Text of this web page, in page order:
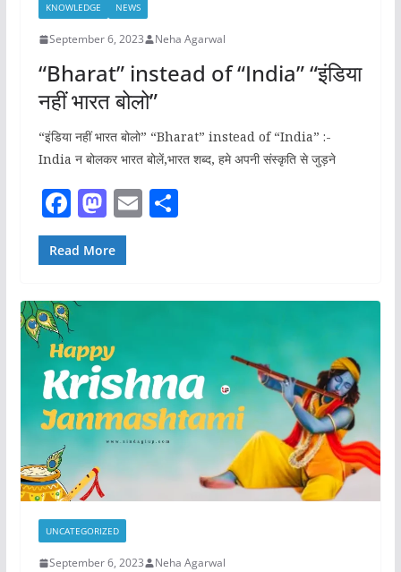
KNOWLEDGE NEWS
September 6, 2023 Neha Agarwal
“Bharat” instead of “India” “इंडिया
नहीं भारत बोलो”
“इंडिया नहीं भारत बोलो” “Bharat” instead of “India” :-
India न बोलकर भारत बोलें,भारत शब्द, हमे अपनी संस्कृति से जुड़ने
F
a
c
b
o
o
k
M
a
st
o
n
E S
Read More
UNCATEGORIZED
September 6, 2023 Neha Agarwal